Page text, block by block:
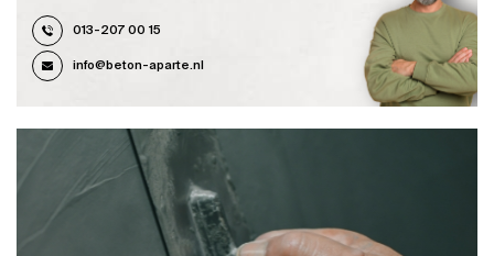
013-207 00 15
info@beton-aparte.nl